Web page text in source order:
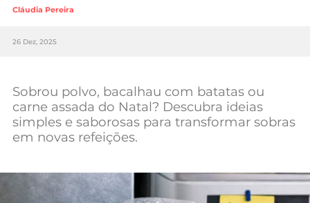
Sociedade
Tecnologia
Negócios
Mundial 2026
Cláudia Pereira
26 Dez, 2025
Sobrou polvo, bacalhau com batatas ou
carne assada do Natal? Descubra ideias
simples e saborosas para transformar sobras
em novas refeições.